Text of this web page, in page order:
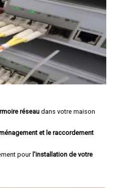
réseau dans votre maison
et le raccordement
pourl'installation de votre